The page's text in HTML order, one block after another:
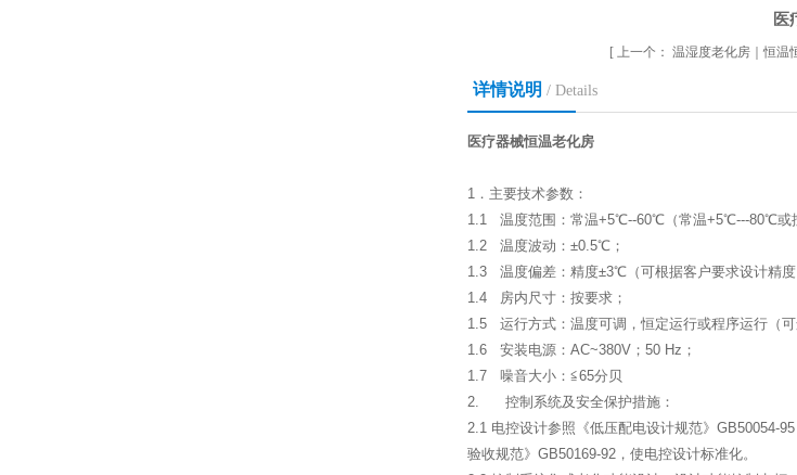
医
[ 上一个： 温湿度老化房｜恒温
详情说明 / Details
医疗器械恒温老化房
1．主要技术参数：
1.1 温度范围：常温+5℃--60℃（常温+5℃---80℃或
1.2 温度波动：±0.5℃；
1.3 温度偏差：精度±3℃（可根据客户要求设计精度
1.4 房内尺寸：按要求；
1.5 运行方式：温度可调，恒定运行或程序运行（可
1.6 安装电源：AC~380V；50 Hz；
1.7 噪音大小：≦65分贝
2. 控制系统及安全保护措施：
2.1 电控设计参照《低压配电设计规范》GB50054-
验收规范》GB50169-92，使电控设计标准化。